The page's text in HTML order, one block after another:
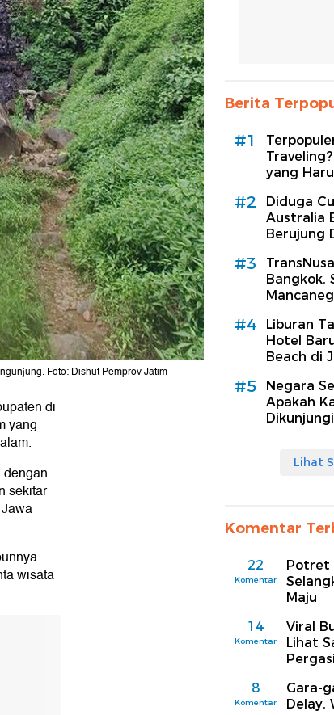
Foto: Dishut Pemprov Jatim
di
yang
sekitar
wisata
Berita
#1
yang
#2
Diduga
Australia
Berujung
#3
Bangkok,
#4
Liburan
Hotel
Beach di
#5
Negara
Apakah
Lihat
Komentar
22
Komentar
Potret
Maju
14
Komentar
Viral
Lihat
8
Komentar
Gara-
Delay,